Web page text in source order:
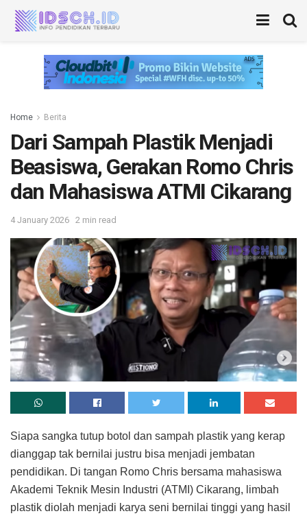
Home Berita
Dari Sampah Plastik Menjadi
Beasiswa, Gerakan Romo Chris
dan Mahasiswa ATMI Cikarang
4 January 2026 2 min read
Siapa sangka tutup botol dan sampah plastik yang kerap
dianggap tak bernilai justru bisa menjadi jembatan
pendidikan. Di tangan Romo Chris bersama mahasiswa
Akademi Teknik Mesin Industri (ATMI) Cikarang, limbah
plastik diolah menjadi karya seni bernilai tinggi yang hasil